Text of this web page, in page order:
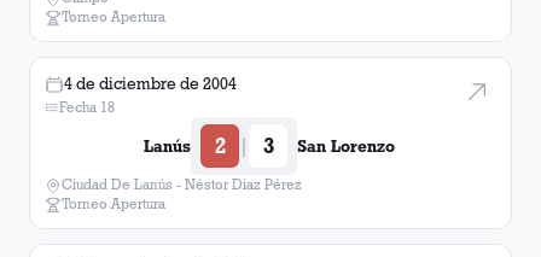
Torneo Apertura
4 de diciembre de 2004
Fecha 18
Lanús 2 | 3 San Lorenzo
Ciudad De Lanús - Néstor Diaz Pérez
Torneo Apertura